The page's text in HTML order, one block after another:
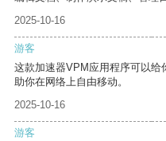
2025-10-16
游客
这款加速器VPM应用程序可以
助你在网络上自由移动。
2025-10-16
游客